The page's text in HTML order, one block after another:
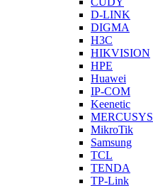
D-LINK
DIGMA
H3C
HIKVISION
HPE
Huawei
IP-COM
Keenetic
MERCUSYS
MikroTik
Samsung
TCL
TENDA
TP-Link